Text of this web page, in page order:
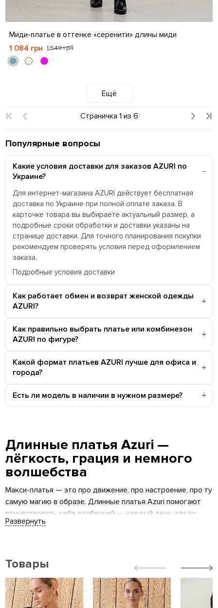
S M L XL
Миди-платье в оттенке «серенити» длины миди
1 549 грн
1 084 грн
Ещё
Страничка 1 из 6
Популярные вопросы
Какие условия доставки для заказов AZURI по
Украине?
Для интернет-магазина AZURI действует бесплатная
доставка по Украине при полной оплате заказа. В
карточке товара вы выбираете актуальный размер, а
подробные сроки обработки и доставки указаны на
странице доставки. Для точного планирования покупки
рекомендуем проверять условия перед оформлением
заказа.
Подробные условия доставки
Как работает обмен и возврат женской одежды
AZURI?
Как правильно выбрать платье или комбинезон
AZURI по фигуре?
Какой формат платьев AZURI лучше для офиса и
города?
Есть ли модель в наличии в нужном размере?
Длинные платья Azuri —
лёгкость, грация и немного
волшебства
Макси-платья — это про движение, про настроение, про ту
самую магию в образе. Длинные платья Azuri помогают
почувствовать себя особенной — каждый день или по
особому поводу. Лёгкие ткани, воздушный крой,
Какие модели ты найдёшь
Вечерние макси:
струящиеся силуэты, открытые плечи, глубокие оттенки
— wow-эффект гарантирован.
Товары